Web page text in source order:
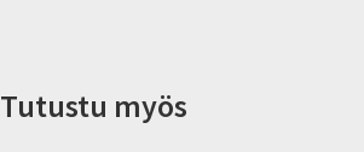
Tutustu myös